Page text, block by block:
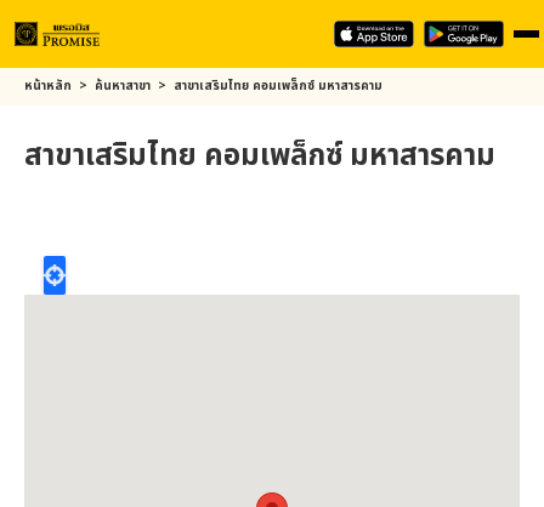
Skip
main
content
หน้าหลัก > ค้นหาสาขา > สาขาเสริมไทย คอมเพล็กซ์ มหาสารคาม
สาขาเสริมไทย คอมเพล็กซ์ มหาสารคาม